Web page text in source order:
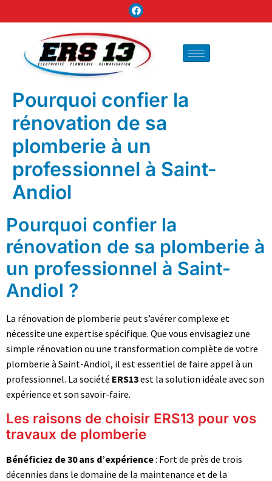
Pourquoi confier la
rénovation de sa
plomberie à un
professionnel à Saint-
Andiol
Pourquoi confier la
rénovation de sa plomberie à
un professionnel à Saint-
Andiol ?
La rénovation de plomberie peut s’avérer complexe et
nécessite une expertise spécifique. Que vous envisagiez une
simple rénovation ou une transformation complète de votre
plomberie à Saint-Andiol, il est essentiel de faire appel à un
professionnel. La société ERS13est la solution idéale avec son
expérience et son savoir-faire.
Les raisons de choisir ERS13 pour vos
travaux de plomberie
Bénéficiez de 30 ans d’expérience: Fort de près de trois
décennies dans le domaine de la maintenance et de la